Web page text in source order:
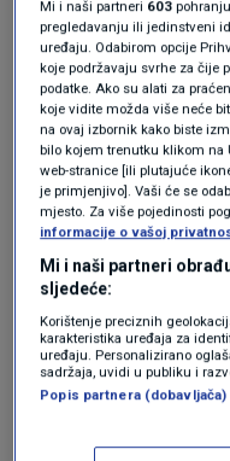
objasnio jeIvica
Hrvatskih cesta.
VIJESTI
Gate"
Radovi bi trebali
turističke sezone i
iduće. Radovi će,
Mi i naši partneri 603
pregledavanju ili jedinstveni
uređaju. Odabirom opcije
koje podržavaju svrhe za čije
podatke. Ako su alati za
koje vidite možda više neće
na ovaj izbornik kako biste
bilo kojem trenutku klikom na
web-stranice [ili plutajuće
je primjenjivo]. Vaši će se
mjesto. Za više pojedinosti
informacije o vašoj
Mi i naši partneri
sljedeće:
Korištenje preciznih
karakteristika uređaja za
uređaju. Personalizirano
sadržaja, uvidi u publiku i
Popis partnera (dobavljača)